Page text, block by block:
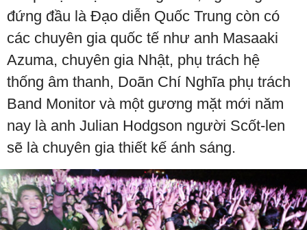
đứng đầu là Đạo diễn Quốc Trung còn có
các chuyên gia quốc tế như anh Masaaki
Azuma, chuyên gia Nhật, phụ trách hệ
thống âm thanh, Doãn Chí Nghĩa phụ trách
Band Monitor và một gương mặt mới năm
nay là anh Julian Hodgson người Scốt-len
sẽ là chuyên gia thiết kế ánh sáng.